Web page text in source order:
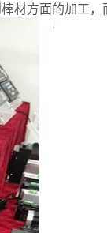
方面的加工